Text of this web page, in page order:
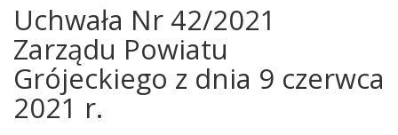
Główna
treść
strony
Uchwała Nr 42/2021
Zarządu Powiatu
Grójeckiego z dnia 9 czerwca
2021 r.